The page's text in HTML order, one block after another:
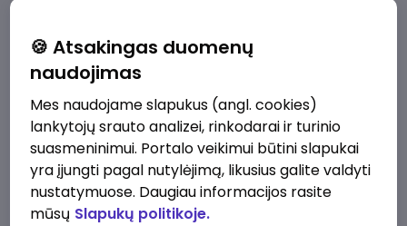
1715 - 2170 €/mėn.
prieš 10 val.
Darbo užmokesčio buhalteris(ė)
🍪 Atsakingas duomenų
naudojimas
Mes naudojame slapukus (angl. cookies)
lankytojų srauto analizei, rinkodarai ir turinio
suasmeninimui. Portalo veikimui būtini slapukai
yra įjungti pagal nutylėjimą, likusius galite valdyti
nustatymuose. Daugiau informacijos rasite
mūsų Slapukų politikoje.